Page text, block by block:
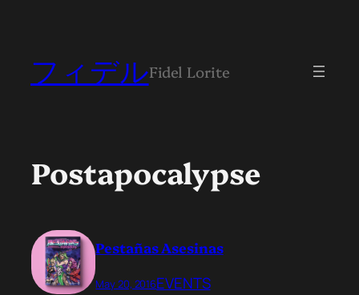
フィデルFidel Lorite
Postapocalypse
Pestañas Asesinas
May 20, 2016EVENTS